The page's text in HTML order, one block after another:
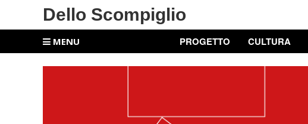
Dello Scompiglio
MENU PROGETTO CULTURA